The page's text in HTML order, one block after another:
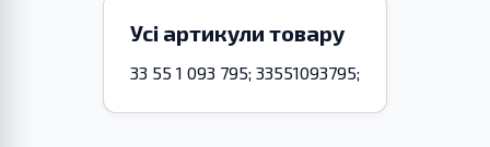
Усі артикули товару
33 55 1 093 795; 33551093795;